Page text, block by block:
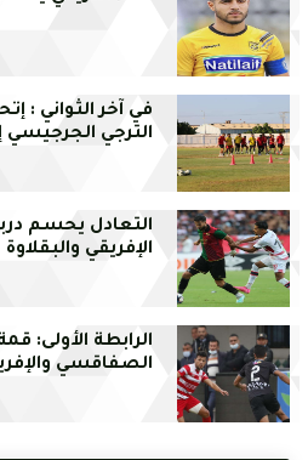
في آخر الثواني :
الترجي الجرجيسي
التعادل يحسم
الإفريقي والبقلاوة
الرابطة الأولى:
الصفاقسي